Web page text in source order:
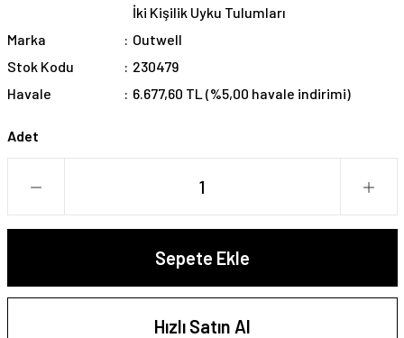
İki Kişilik Uyku Tulumları
Marka
Outwell
Stok Kodu
230479
Havale
6.677,60 TL (%5,00 havale indirimi)
Adet
Sepete Ekle
Hızlı Satın Al